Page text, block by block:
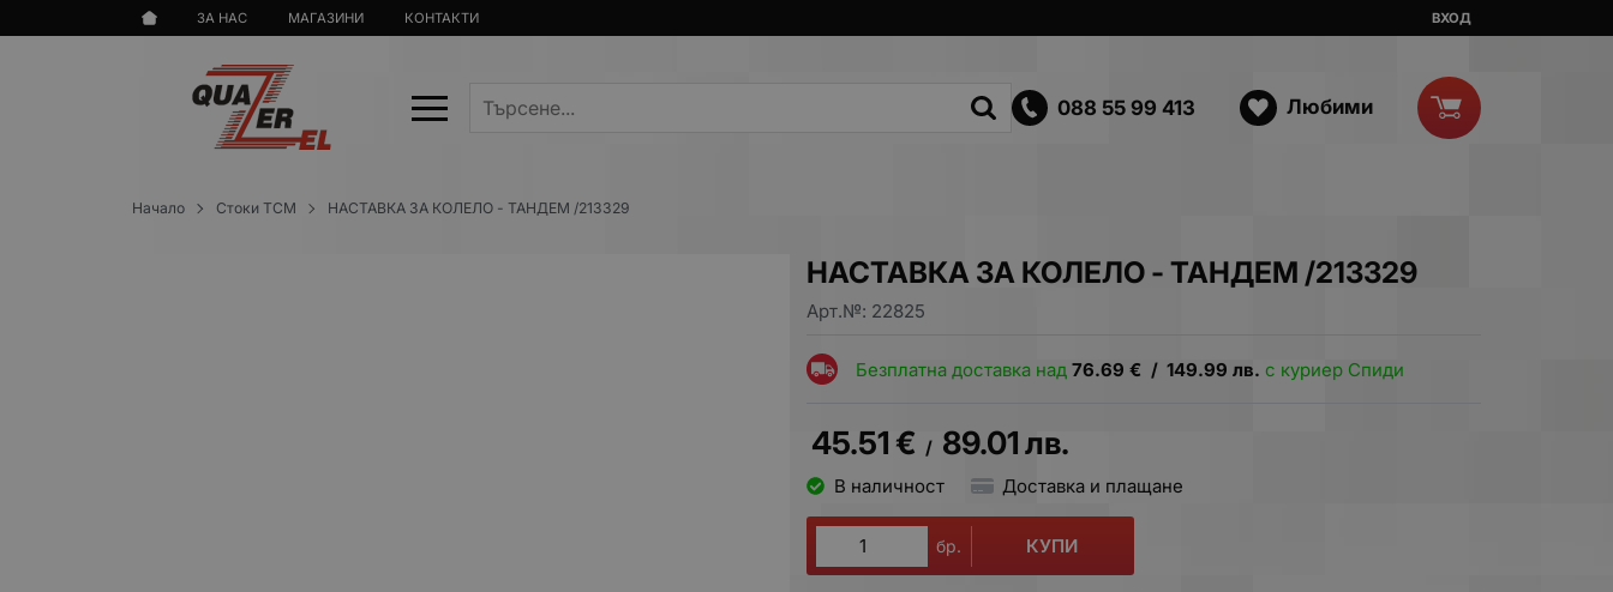
ЗА НАС МАГАЗИНИ КОНТАКТИ ВХОД
088 55 99 413 Любими
Начало Стоки TCM НАСТАВКА ЗА КОЛЕЛО - ТАНДЕМ /213329
НАСТАВКА ЗА КОЛЕЛО - ТАНДЕМ /213329
Арт.№: 22825
Безплатна доставка над76.69 € / 149.99 лв. с куриер Спиди
45.51 € / 89.01лв.
В наличност Доставка и плащане
бр. КУПИ